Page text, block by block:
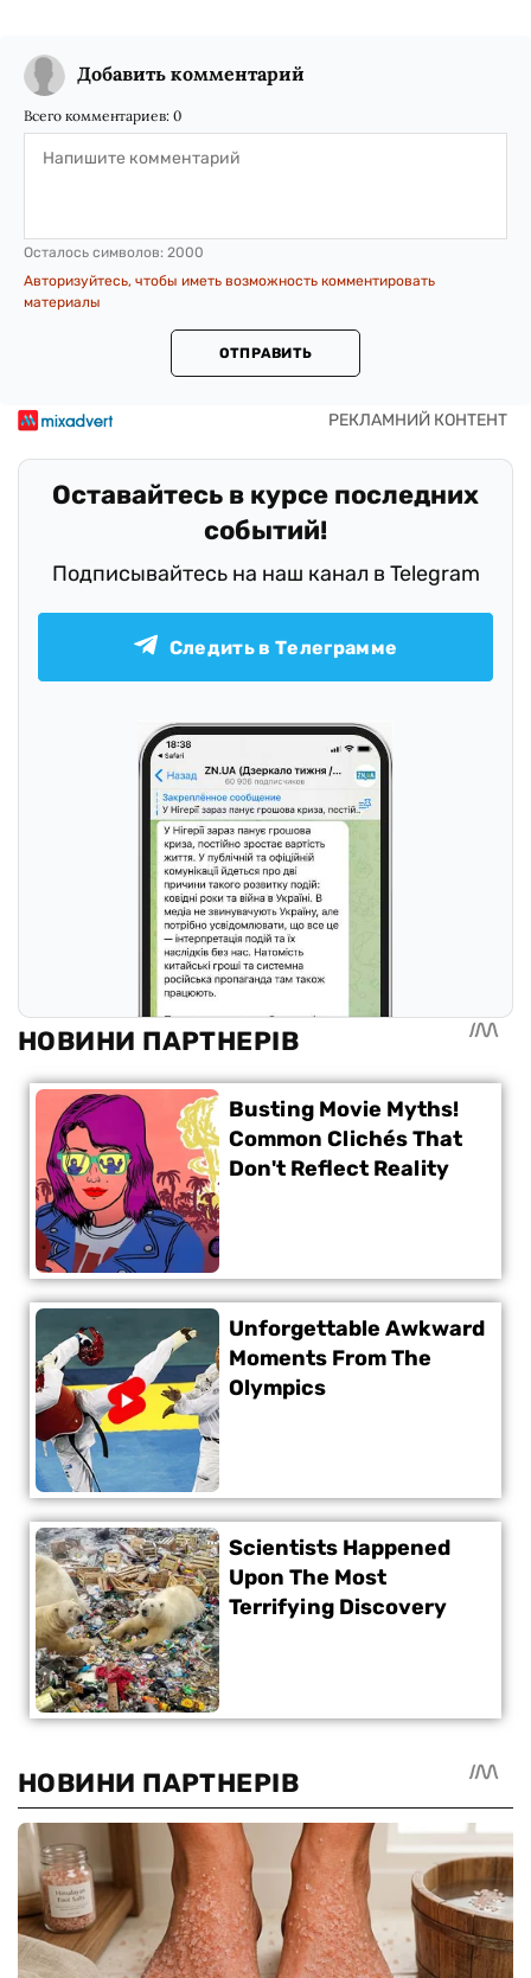
Добавить комментарий
Всего комментариев: 0
Осталось символов: 2000
Авторизуйтесь, чтобы иметь возможность комментировать
материалы
ОТПРАВИТЬ
Оставайтесь в курсе последних
событий!
Подписывайтесь на наш канал в Telegram
Следить в Телеграмме